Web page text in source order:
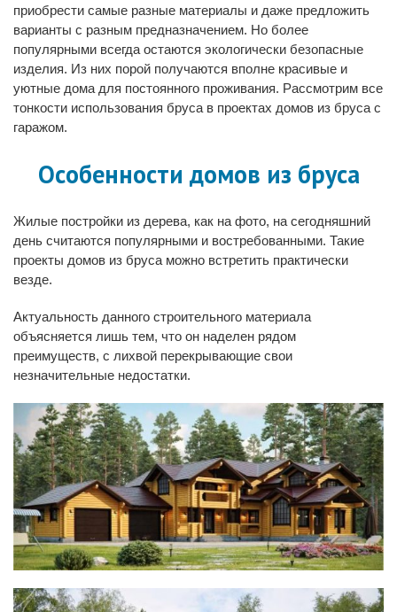
приобрести самые разные материалы и даже предложить
варианты с разным предназначением. Но более
популярными всегда остаются экологически безопасные
изделия. Из них порой получаются вполне красивые и
уютные дома для постоянного проживания. Рассмотрим все
тонкости использования бруса в проектах домов из бруса с
гаражом.
Особенности домов из бруса
Жилые постройки из дерева, как на фото, на сегодняшний
день считаются популярными и востребованными. Такие
проекты домов из бруса можно встретить практически
везде.
Актуальность данного строительного материала
объясняется лишь тем, что он наделен рядом
преимуществ, с лихвой перекрывающие свои
незначительные недостатки.